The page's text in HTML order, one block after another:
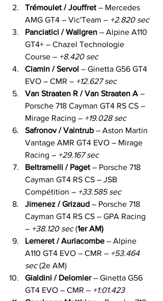
Trémoulet / Jouffret – Mercedes
AMG GT4 – Vic'Team – +2.820 sec
Panciatici / Wallgren – Alpine A110
GT4+ – Chazel Technologie
Course – +8.420 sec
Ciamin / Servol – Ginetta G56 GT4
EVO – CMR – +12.627 sec
Van Straaten R / Van Straaten A –
Porsche 718 Cayman GT4 RS CS –
Mirage Racing – +19.028 sec
Safronov / Vaintrub – Aston Martin
Vantage AMR GT4 EVO – Mirage
Racing – +29.167 sec
Beltramelli / Paget – Porsche 718
Cayman GT4 RS CS – JSB
Compétition – +33.585 sec
Jimenez / Grizaud – Porsche 718
Cayman GT4 RS CS – GPA Racing
– +38.120 sec (1er AM)
Lemeret / Auriacombe – Alpine
A110 GT4 EVO – CMR – +53.464
sec (2e AM)
Gialdini / Delomier – Ginetta G56
GT4 EVO – CMR – +1:01.423